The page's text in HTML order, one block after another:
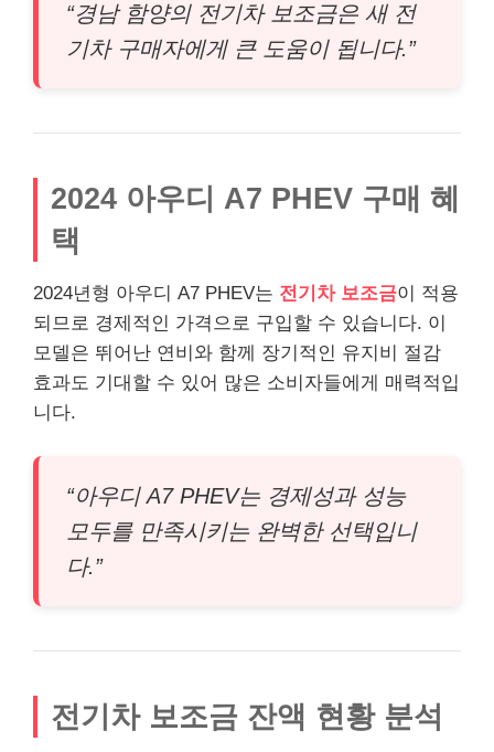
“경남 함양의 전기차 보조금은 새 전
기차 구매자에게 큰 도움이 됩니다.”
2024 아우디 A7 PHEV 구매 혜
택
2024년형 아우디 A7 PHEV는 전기차 보조금이 적용
되므로 경제적인 가격으로 구입할 수 있습니다. 이
모델은 뛰어난 연비와 함께 장기적인 유지비 절감
효과도 기대할 수 있어 많은 소비자들에게 매력적입
니다.
“아우디 A7 PHEV는 경제성과 성능
모두를 만족시키는 완벽한 선택입니
다.”
전기차 보조금 잔액 현황 분석